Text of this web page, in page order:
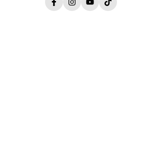
FacebookInstagramYouTubeTikTok